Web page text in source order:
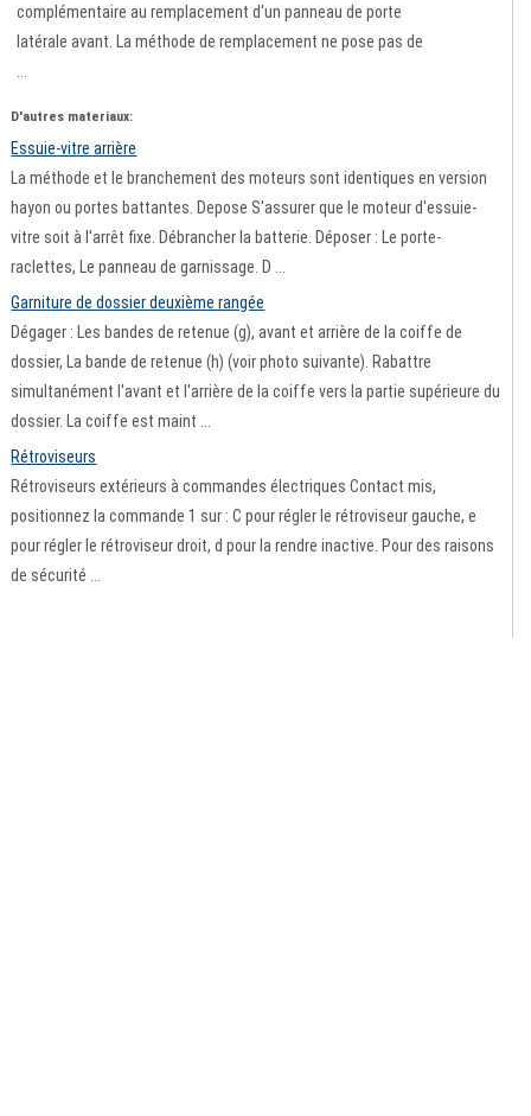
complémentaire au remplacement d'un panneau de porte
latérale avant. La méthode de remplacement ne pose pas de
D'autres materiaux:
Essuie-vitre arrière
La méthode et le branchement des moteurs sont identiques en version
hayon ou portes battantes. Depose S'assurer que le moteur d'essuie-
vitre soit à l'arrêt fixe. Débrancher la batterie. Déposer : Le porte-
raclettes, Le panneau de garnissage. D ...
Garniture de dossier deuxième rangée
Dégager : Les bandes de retenue (g), avant et arrière de la coiffe de
dossier, La bande de retenue (h) (voir photo suivante). Rabattre
simultanément l'avant et l'arrière de la coiffe vers la partie supérieure du
dossier. La coiffe est maint ...
Rétroviseurs
Rétroviseurs extérieurs à commandes électriques Contact mis,
positionnez la commande 1 sur : C pour régler le rétroviseur gauche, e
pour régler le rétroviseur droit, d pour la rendre inactive. Pour des raisons
de sécurité ...